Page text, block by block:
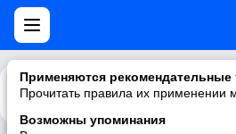
Применяются рекомендательные
Прочитать правила их применении
Возможны упоминания
Каталог Рекомендации